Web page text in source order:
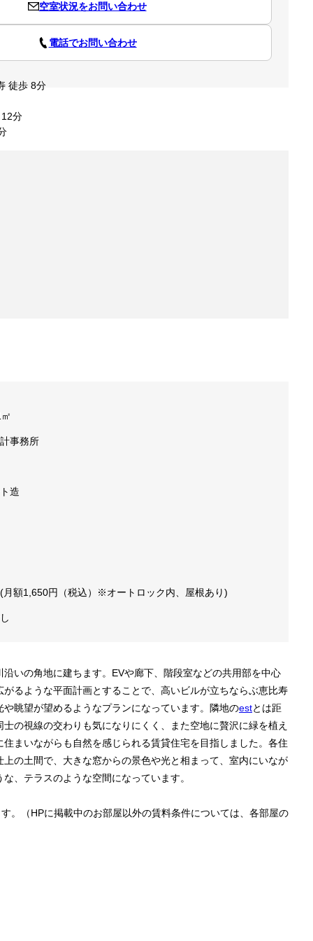
空室状況をお問い合わせ
電話でお問い合わせ
徒歩 8分
分
事務所
造
月額1,650円（税込）※オートロック内、屋根あり)
いの角地に建ちます。EVや廊下、階段室などの共用部を中心
るような平面計画とすることで、高いビルが立ちならぶ恵比寿
眺望が望めるようなプランになっています。隣地のestとは距
の視線の交わりも気になりにくく、また空地に贅沢に緑を植え
まいながらも自然を感じられる賃貸住宅を目指しました。各住
の土間で、大きな窓からの景色や光と相まって、室内にいなが
、テラスのような空間になっています。
。（HPに掲載中のお部屋以外の賃料条件については、各部屋の